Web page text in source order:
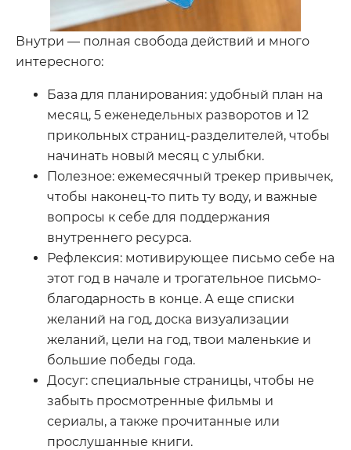
Внутри — полная свобода действий и много
интересного:
База для планирования: удобный план на
месяц, 5 еженедельных разворотов и 12
прикольных страниц-разделителей, чтобы
начинать новый месяц с улыбки.
Полезное: ежемесячный трекер привычек,
чтобы наконец-то пить ту воду, и важные
вопросы к себе для поддержания
внутреннего ресурса.
Рефлексия: мотивирующее письмо себе на
этот год в начале и трогательное письмо-
благодарность в конце. А еще списки
желаний на год, доска визуализации
желаний, цели на год, твои маленькие и
большие победы года.
Досуг: специальные страницы, чтобы не
забыть просмотренные фильмы и
сериалы, а также прочитанные или
прослушанные книги.